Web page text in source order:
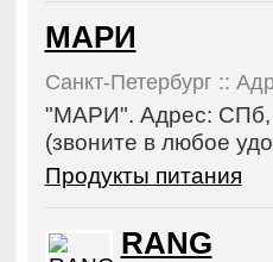
МАРИ
Санкт-Петербург ::
"МАРИ". Адрес: СПб,
(звоните в любое
Продукты питания
RANG